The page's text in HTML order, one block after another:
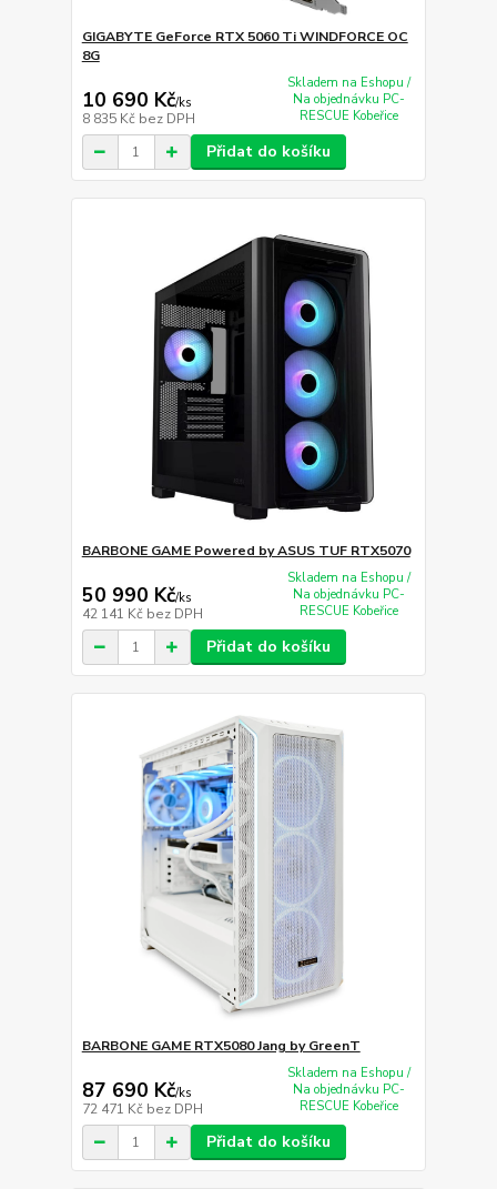
GIGABYTE GeForce RTX 5060 Ti WINDFORCE OC
8G
10 690 Kč/ks
8 835 Kč bez DPH
Skladem na Eshopu /
Na objednávku PC-
RESCUE Kobeřice
Přidat do košíku
BARBONE GAME Powered by ASUS TUF RTX5070
50 990 Kč/ks
42 141 Kč bez DPH
Skladem na Eshopu /
Na objednávku PC-
RESCUE Kobeřice
Přidat do košíku
BARBONE GAME RTX5080 Jang by GreenT
87 690 Kč/ks
72 471 Kč bez DPH
Skladem na Eshopu /
Na objednávku PC-
RESCUE Kobeřice
Přidat do košíku